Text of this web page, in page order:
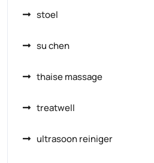
stoel
su chen
thaise massage
treatwell
ultrasoon reiniger